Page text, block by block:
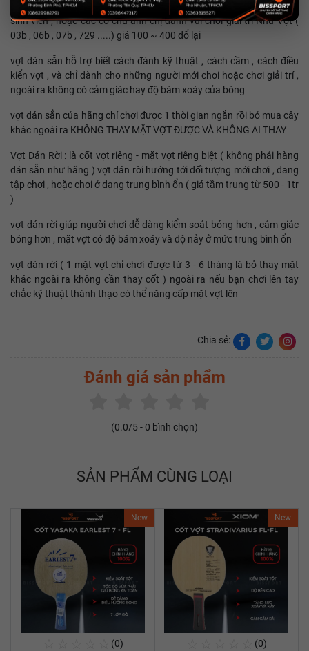
Vợt Dán Sẵn : là vợt của hãng sản xuất dành riêng cho các bạn nhỏ ,
sinh viên , hoặc các cô chú anh chị đánh vui chơi giải trí Như Vợt (
03b , 06b , 07b , 729 .....) giá 100 ~ 400 đổ lại
vợt dán sẵn hỗ trợ biết cách đánh kỹ thuật , cách cầm , cách điều
kiển vợt , và chỉ dành cho những người mới chơi hoặc chơi giải trí ,
ngoài ra không có cảm giác hay độ bám xoáy của bóng
vợt dán sẳn của hãng chỉ chơi được 1 thời gian ngắn rồi bỏ mua cây
khác ngoài ra KHÔNG THAY MẶT VỢT ĐƯỢC VÀ KHÔNG AI THAY
Vợt Dán Rời : là cốt vợt riêng - mặt vợt riêng biệt ( không phải hàng
dán sẵn như hãng ) vợt dán rời hướng tới đối tượng mới chơi , đang
tập chơi , hoặc chơi ở dạng trung bình ổn ( giá tầm trung từ 500 - 1tr
)
vợt dán rời giúp người chơi dễ dàng kiểm soát bóng hơn , cảm giác
bóng hơn , mặt vợt có độ bám xoáy và độ nảy ở mức trung bình ổn
vợt dán rời ( 1 mặt vợt chỉ chơi được từ 3 - 6 tháng là bỏ thay mặt
khác ngoài ra không cần thay cốt ) ngoài ra nếu bạn chơi lên tay
chắc kỹ thuật thành thạo có thể năng cấp mặt vợt lên
Chia sẻ:
Đánh giá sản phẩm
(0.0/5 - 0 bình chọn)
SẢN PHẨM CÙNG LOẠI
New
(0)
New
(0)